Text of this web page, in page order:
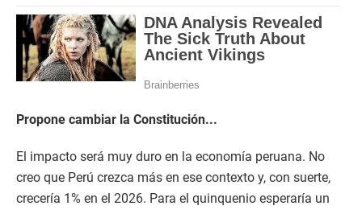
Propone cambiar la Constitución...
El impacto será muy duro en la economía peruana. No
creo que Perú crezca más en ese contexto y, con suerte,
crecería 1% en el 2026. Para el quinquenio esperaría un